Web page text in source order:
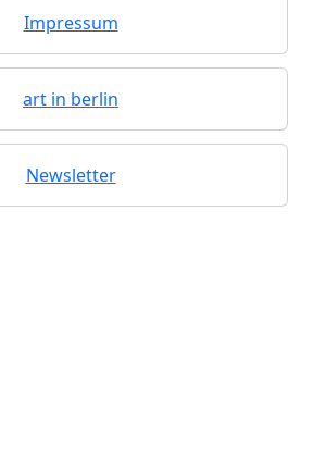
Impressum
art in berlin
Newsletter